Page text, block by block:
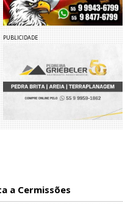
PUBLICIDADE
a Cermissões